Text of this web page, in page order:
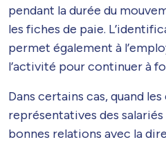
pendant la durée du
les fiches de paie.
permet également à
l’activité pour continuer à
Dans certains cas, quand
représentatives des
bonnes relations avec la